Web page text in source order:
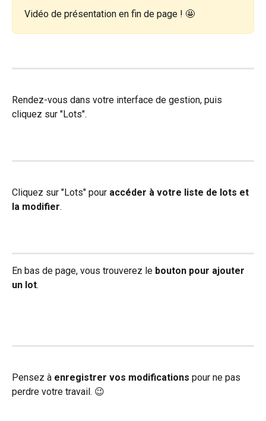
Vidéo de présentation en fin de page ! 🤩
Rendez-vous dans votre interface de gestion, puis
cliquez sur "Lots".
Cliquez sur "Lots" pour accéder à votre liste de lots et
la modifier.
En bas de page, vous trouverez le bouton pour ajouter
un lot.
Pensez à enregistrer vos modifications pour ne pas
perdre votre travail. 😉